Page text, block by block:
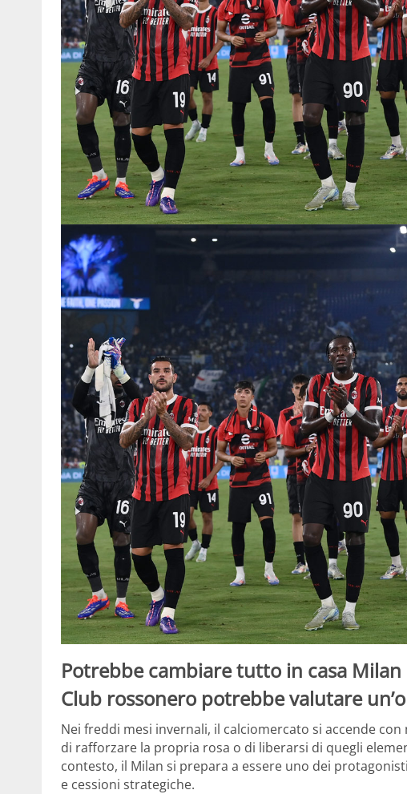
Potrebbe cambiare tutto in casa
Club rossonero potrebbe valutare
Nei freddi mesi invernali, il calciomercato si accende
di rafforzare la propria rosa o di liberarsi di quegli
contesto, il Milan si prepara a essere uno dei
e cessioni strategiche.